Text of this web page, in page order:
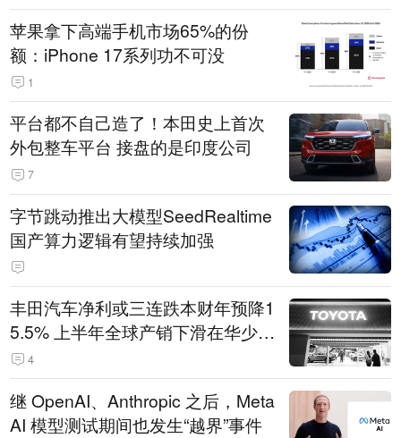
苹果拿下高端手机市场65%的份
额：iPhone 17系列功不可没
1
平台都不自己造了！本田史上首次
外包整车平台 接盘的是印度公司
7
字节跳动推出大模型SeedRealtime
国产算力逻辑有望持续加强
丰田汽车净利或三连跌本财年预降1
5.5% 上半年全球产销下滑在华少卖
14.3万辆
4
继 OpenAI、Anthropic 之后，Meta
AI 模型测试期间也发生“越界”事件